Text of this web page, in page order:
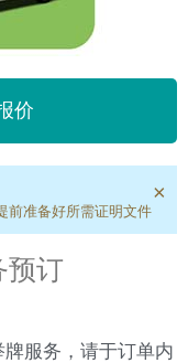
价
前准备好所需证明文件
×
预订
服务，请于订单内